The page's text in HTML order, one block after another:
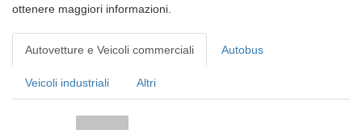
ottenere maggiori informazioni.
Autovetture e Veicoli commerciali Autobus
Veicoli industriali Altri